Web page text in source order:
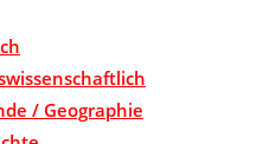
/ Geographie